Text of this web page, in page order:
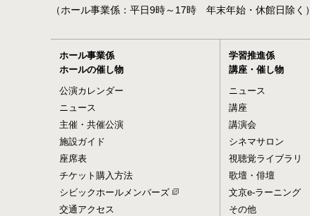
（ホール事業係：平日9時～17時 年末年始・休館日除く）
ホール事業係
ホールの催し物
公演カレンダー
ニュース
主催・共催公演
施設ガイド
座席表
チケット購入方法
シビックホールメンバーズ
交通アクセス
学習推進係
講座・催し物
ニュース
講座
講演会
シネマサロン
視聴覚ライブラリ
歌壇・俳壇
文京e-ラーニング
その他